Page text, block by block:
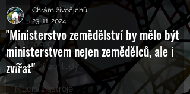
Příběhy
Rozhovory
Kulturní pohledy
Mučící nástroje
"Ministerstvo zemědělství by mělo být
ministerstvem nejen zemědělců, ale i
zvířat"
Chrám živočichů
23. 11. 2024